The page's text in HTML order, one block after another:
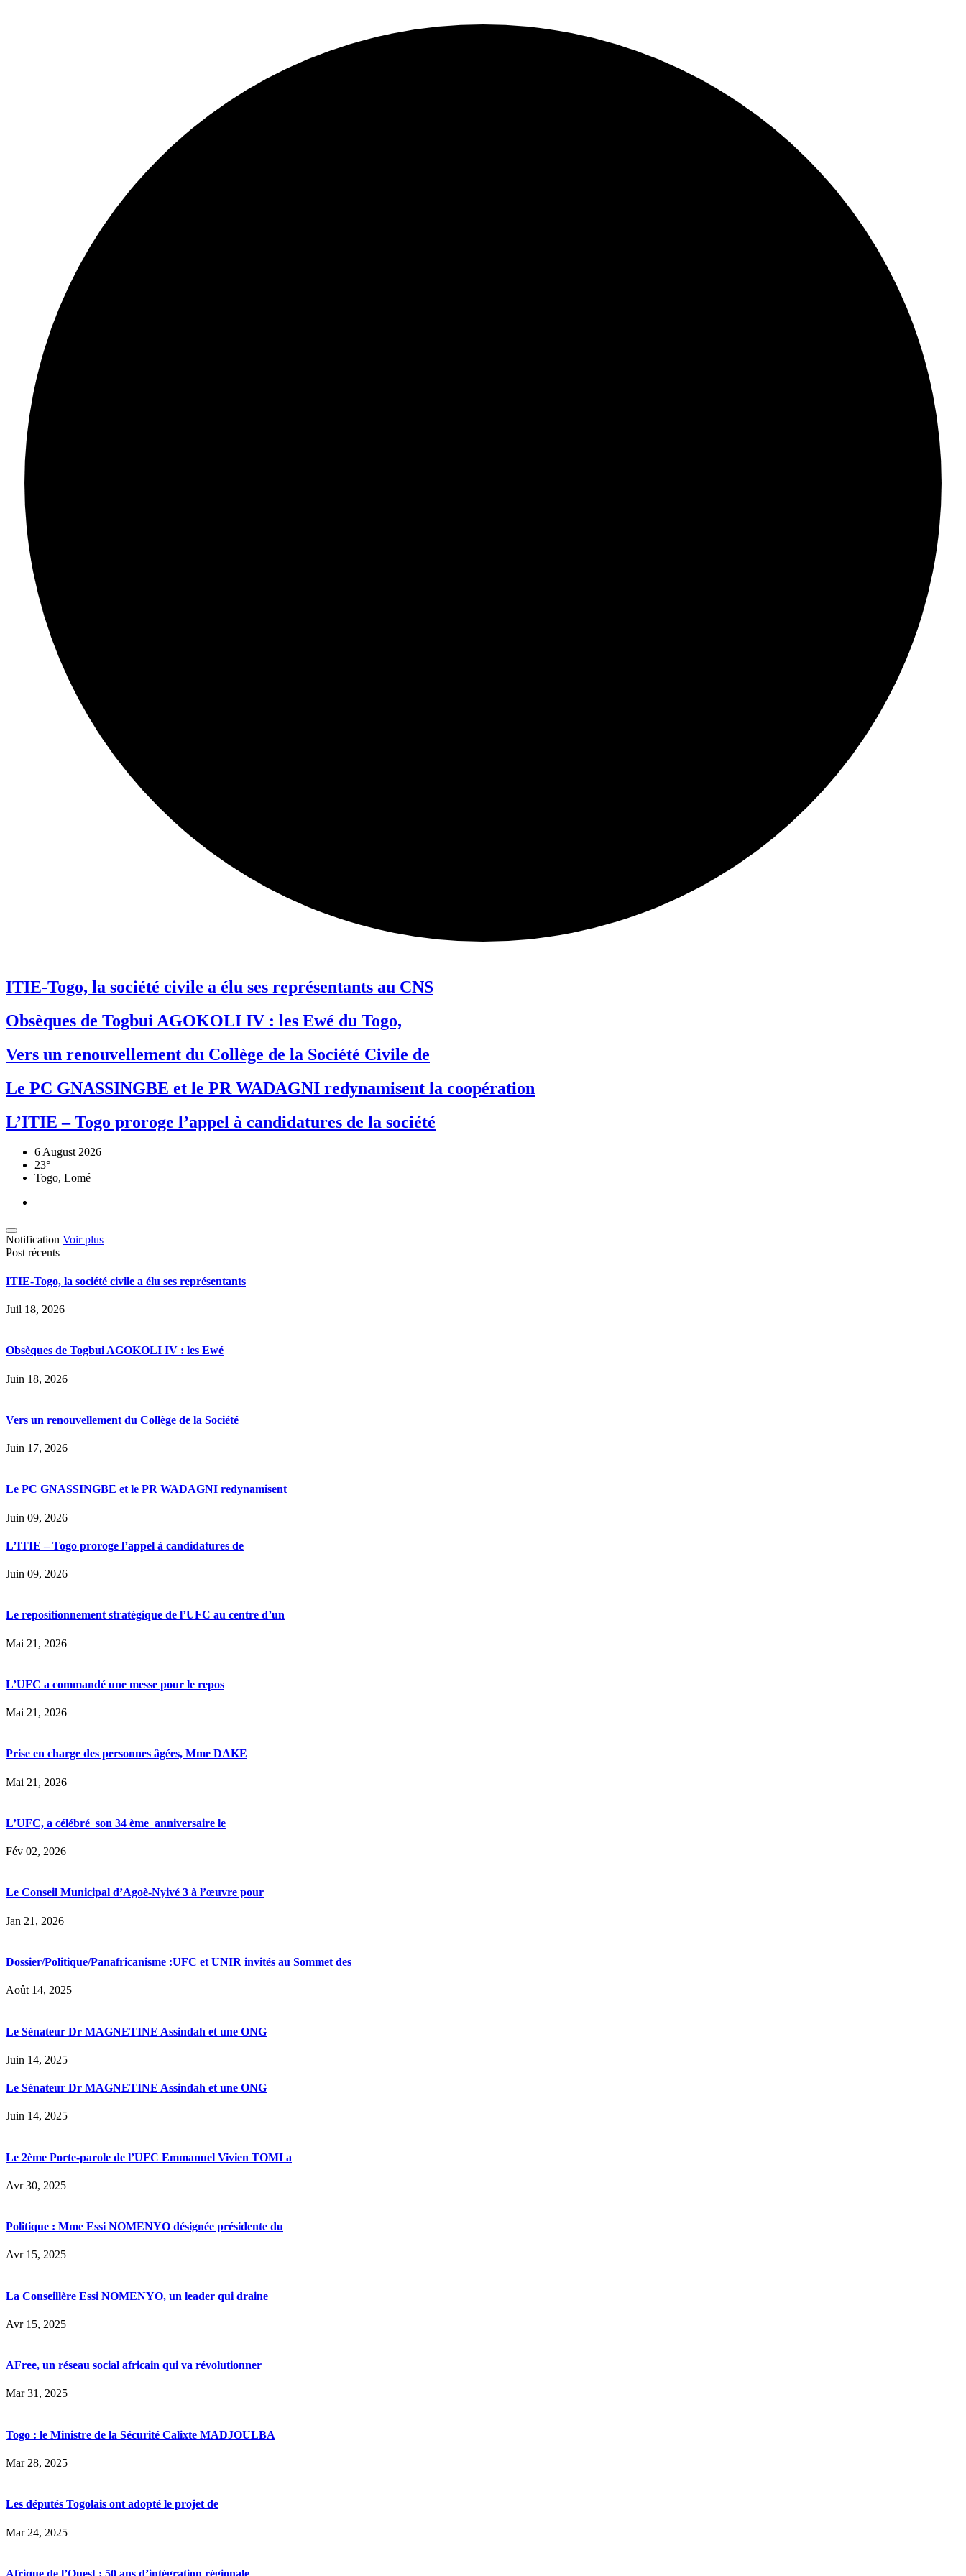
ITIE-Togo, la société civile a élu ses représentants au CNS
Obsèques de Togbui AGOKOLI IV : les Ewé du Togo,
Vers un renouvellement du Collège de la Société Civile de
Le PC GNASSINGBE et le PR WADAGNI redynamisent la coopération
L’ITIE – Togo proroge l’appel à candidatures de la société
6 August 2026
23°
Togo, Lomé
Notification Voir plus
Post récents
ITIE-Togo, la société civile a élu ses représentants
Juil 18, 2026
Obsèques de Togbui AGOKOLI IV : les Ewé
Juin 18, 2026
Vers un renouvellement du Collège de la Société
Juin 17, 2026
Le PC GNASSINGBE et le PR WADAGNI redynamisent
Juin 09, 2026
L’ITIE – Togo proroge l’appel à candidatures de
Juin 09, 2026
Le repositionnement stratégique de l’UFC au centre d’un
Mai 21, 2026
L’UFC a commandé une messe pour le repos
Mai 21, 2026
Prise en charge des personnes âgées, Mme DAKE
Mai 21, 2026
L’UFC, a célébré son 34 ème anniversaire le
Fév 02, 2026
Le Conseil Municipal d’Agoè-Nyivé 3 à l’œuvre pour
Jan 21, 2026
Dossier/Politique/Panafricanisme :UFC et UNIR invités au Sommet des
Août 14, 2025
Le Sénateur Dr MAGNETINE Assindah et une ONG
Juin 14, 2025
Le Sénateur Dr MAGNETINE Assindah et une ONG
Juin 14, 2025
Le 2ème Porte-parole de l’UFC Emmanuel Vivien TOMI a
Avr 30, 2025
Politique : Mme Essi NOMENYO désignée présidente du
Avr 15, 2025
La Conseillère Essi NOMENYO, un leader qui draine
Avr 15, 2025
AFree, un réseau social africain qui va révolutionner
Mar 31, 2025
Togo : le Ministre de la Sécurité Calixte MADJOULBA
Mar 28, 2025
Les députés Togolais ont adopté le projet de
Mar 24, 2025
Afrique de l’Ouest : 50 ans d’intégration régionale